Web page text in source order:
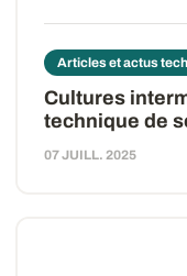
Articles et actus
Cultures
technique de
07 JUILL. 2025